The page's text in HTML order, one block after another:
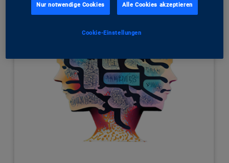
Nur notwendige Cookies Alle Cookies akzeptieren
Cookie-Einstellungen